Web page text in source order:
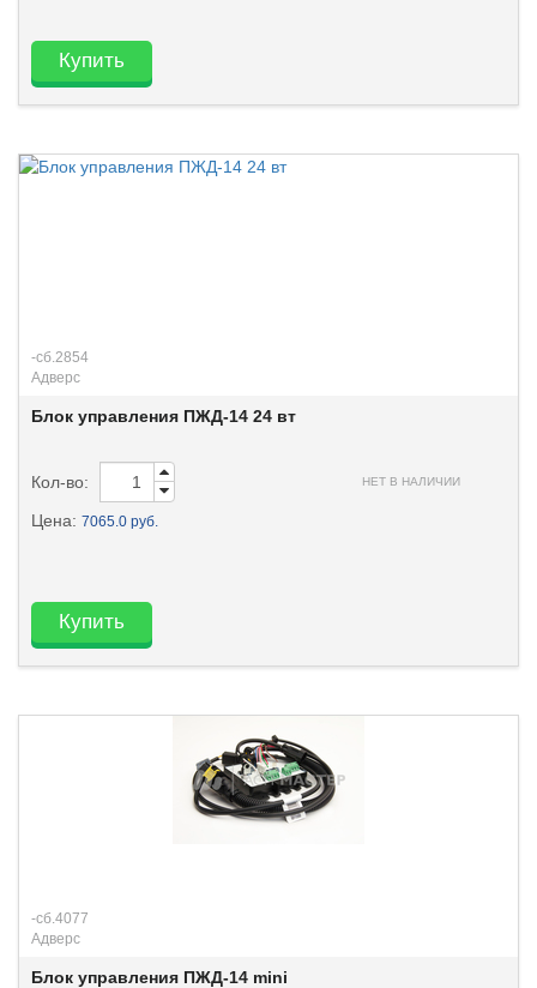
Купить
-сб.2854
Адверс
Блок управления ПЖД-14 24 вт
Кол-во: НЕТ В НАЛИЧИИ
Цена: 7065.0 руб.
Купить
-сб.4077
Адверс
Блок управления ПЖД-14 mini